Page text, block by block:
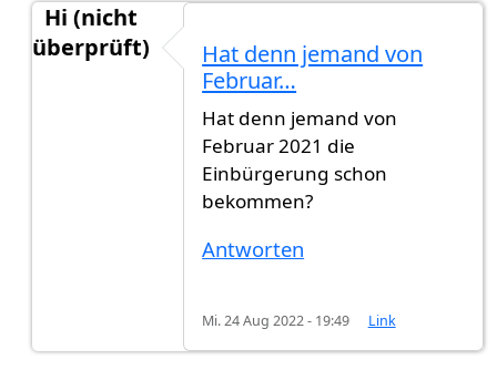
Hi (nicht
überprüft)
Wir sind noch nicht im Ende…
Hat denn jemand von
Februar…
Hat denn jemand von
Februar 2021 die
Einbürgerung schon
bekommen?
Antworten
Mi. 24 Aug 2022 - 19:49 Link